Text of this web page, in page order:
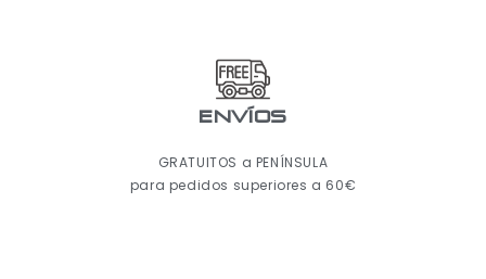
ENVÍOS
GRATUITOS a PENÍNSULA
para pedidos superiores a 60€